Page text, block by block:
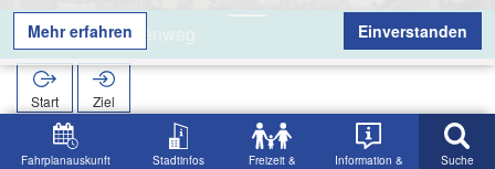
Fahrplanauskunft Stadtinfos
Freizeit &
Information &
Suche
Kreuzkapellenweg
Start
Ziel
Suche Kreuzkapellenweg
Mehr erfahren
Einverstanden